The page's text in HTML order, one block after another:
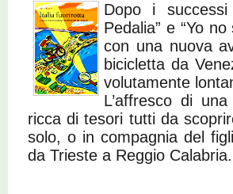
Dopo i
Pedalia” e “Yo
con una nuova
bicicletta da
volutamente
L’affresco di
ricca di tesori tutti da
solo, o in compagnia del
da Trieste a Reggio Calabria.